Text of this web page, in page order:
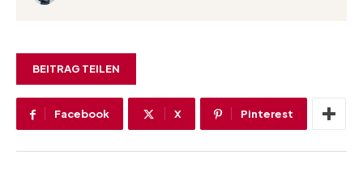
BEITRAG TEILEN
Facebook X Pinterest